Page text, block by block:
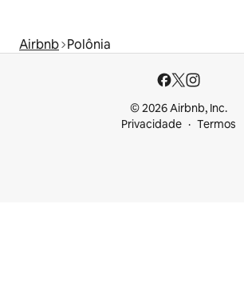
Airbnb Polônia
© 2026 Airbnb, Inc.
Privacidade
Termos